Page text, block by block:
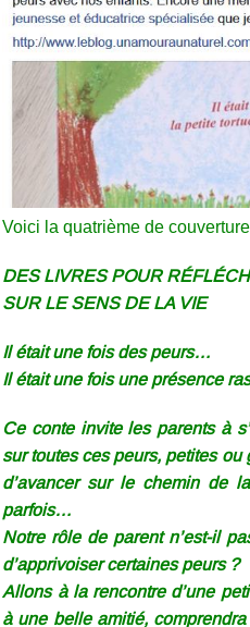
Voici la quatrième de
DES LIVRES POUR
SUR LE SENS DE LA VIE
Il était une fois des peurs…
Il était une fois une présence
Ce conte invite les parents à
sur toutes ces peurs, petites
d’avancer sur le chemin de
parfois…
Notre rôle de parent n’est-il
d’apprivoiser certaines peurs ?
Allons à la rencontre d’une
à une belle amitié,